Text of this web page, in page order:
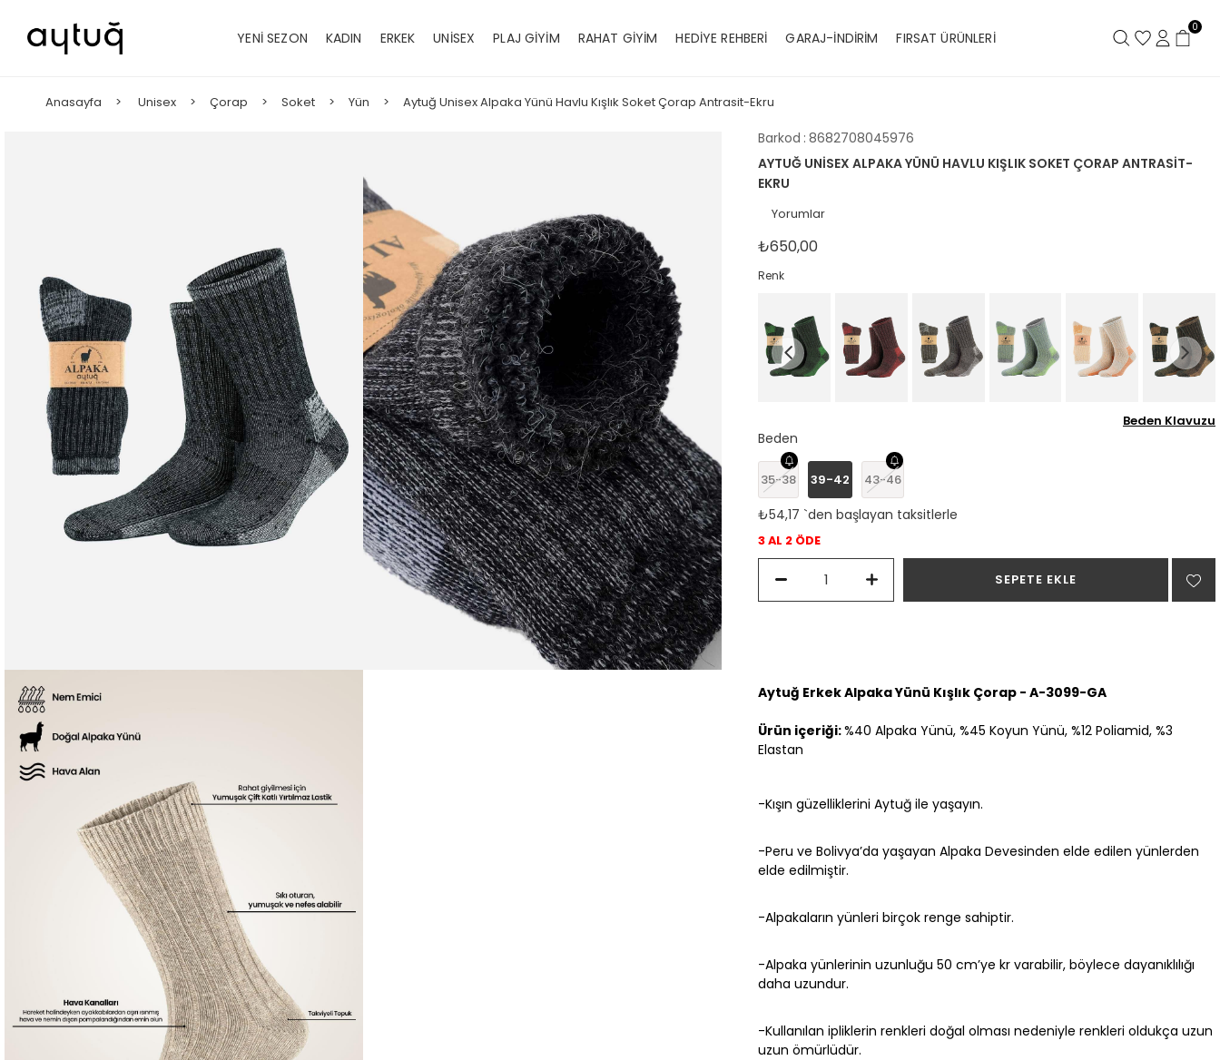
YENİ SEZON KADIN ERKEK UNİSEX PLAJ GİYİM RAHAT GİYİM HEDİYE REHBERİ GARAJ-İNDİRİM FIRSAT ÜRÜNLERİ
0
Anasayfa Unisex Çorap Soket Yün Aytuğ Unisex Alpaka Yünü Havlu Kışlık Soket Çorap Antrasit-Ekru
Barkod : 8682708045976
AYTUĞ UNISEX ALPAKA YÜNÜ HAVLU KIŞLIK SOKET ÇORAP ANTRASIT-
EKRU
Yorumlar
₺650,00
Renk
Beden Klavuzu
Beden
35-38 39-42 43-46
₺54,17 `den başlayan taksitlerle
3 AL 2 ÖDE
Aytuğ Erkek Alpaka Yünü Kışlık Çorap - A-3099-GA
Ürün içeriği:%40 Alpaka Yünü, %45 Koyun Yünü, %12 Poliamid, %3
Elastan
-Kışın güzelliklerini Aytuğ ile yaşayın.
-Peru ve Bolivya’da yaşayan Alpaka Devesinden elde edilen yünlerden
elde edilmiştir.
-Alpakaların yünleri birçok renge sahiptir.
-Alpaka yünlerinin uzunluğu 50 cm’ye kr varabilir, böylece dayanıklılığı
daha uzundur.
-Kullanılan ipliklerin renkleri doğal olması nedeniyle renkleri oldukça uzun
uzun ömürlüdür.